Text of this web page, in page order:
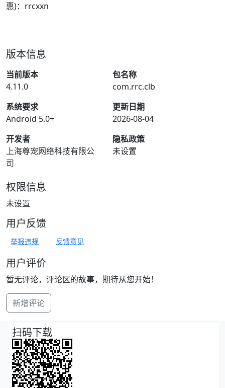
惠)：rrcxxn
版本信息
当前版本
4.11.0
包名称
com.rrc.clb
系统要求
Android 5.0+
更新日期
2026-08-04
开发者
上海尊宠网络科技有限公
司
隐私政策
未设置
权限信息
未设置
用户反馈
举报违规 反馈意见
用户评价
暂无评论，评论区的故事，期待从您开始！
新增评论
扫码下载